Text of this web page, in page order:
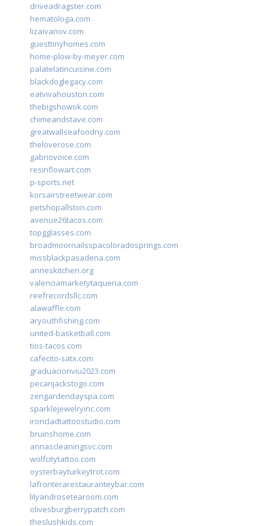
driveadragster.com
hematologa.com
lizaivanov.com
guesttinyhomes.com
home-plow-by-meyer.com
palatelatincuisine.com
blackdoglegacy.com
eatvivahouston.com
thebigshowok.com
chimeandstave.com
greatwallseafoodny.com
theloverose.com
gabriovoice.com
resinflowart.com
p-sports.net
korsairstreetwear.com
petshopallston.com
avenue26tacos.com
topgglasses.com
broadmoornailsspacoloradosprings.com
missblackpasadena.com
anneskitchen.org
valenciamarketytaqueria.com
reefrecordsllc.com
alawaffle.com
aryouthfishing.com
united-basketball.com
tios-tacos.com
cafecito-satx.com
graduacionviu2023.com
pecanjackstogo.com
zengardendayspa.com
sparklejewelryinc.com
ironcladtattoostudio.com
bruinshome.com
annascleaningsvc.com
wolfcitytattoo.com
oysterbayturkeytrot.com
lafronterarestauranteybar.com
lilyandrosetearoom.com
olivesburgberrypatch.com
theslushkids.com